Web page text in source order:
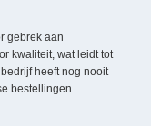
gebrek aan
kwaliteit, wat leidt tot
heeft nog nooit
bestellingen..